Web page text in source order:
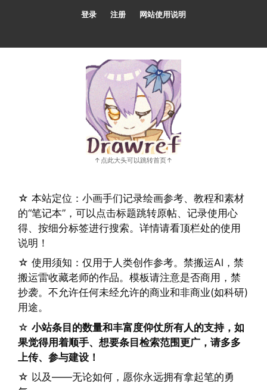
容
登录 注册 网站使用说明
☆ 本站定位：小画手们记录绘画参考、教程和素材
的“笔记本”，可以点击标题跳转原帖、记录使用心
得、按细分标签进行搜索。详情请看顶栏处的使用
说明！
☆ 使用须知：仅用于人类创作参考。禁搬运Al，禁
搬运雷收藏老师的作品。模板请注意是否商用，禁
抄袭。不允许任何未经允许的商业和非商业(如科研)
用途。
☆ 小站条目的数量和丰富度仰仗所有人的支持，如
果觉得用着顺手、想要条目检索范围更广，请多多
上传、参与建设！
☆ 以及——无论如何，愿你永远拥有拿起笔的勇